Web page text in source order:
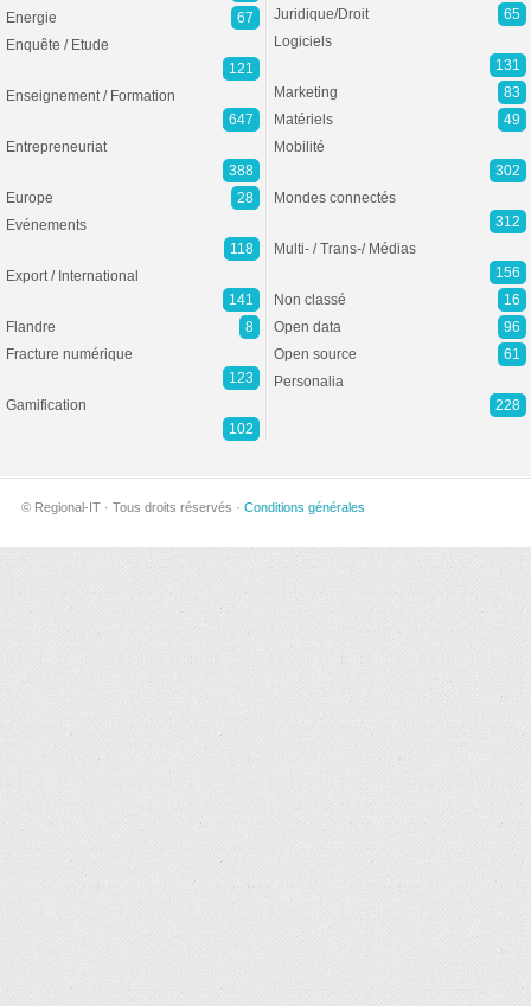
Energie
67
Enquête / Etude
121
Enseignement / Formation
647
Entrepreneuriat
388
Europe
28
Evénements
118
Export / International
141
Flandre
8
Fracture numérique
123
Gamification
102
Juridique/Droit
65
Logiciels
131
Marketing
83
Matériels
49
Mobilité
302
Mondes connectés
312
Multi- / Trans-/ Médias
156
Non classé
16
Open data
96
Open source
61
Personalia
228
© Regional-IT · Tous droits réservés · Conditions générales